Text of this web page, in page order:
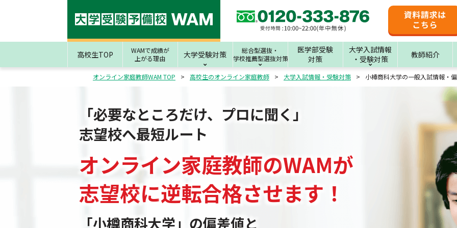
高校生TOP
WAMで成績が
上がる理由
大学受験対策
総合型選抜・
学校推薦型選抜対策
医学部受験
対策
大学入試情報
・受験対策
教師紹介
オンライン家庭教師WAM TOP 高校生のオンライン家庭教師 大学入試情報・受験対策 小樽商科大学の一般入試情報・
「必要なところだけ、プロに聞く」
志望校へ最短ルート
オンライン家庭教師のWAMが
志望校に逆転合格させます！
「小樽商科大学」の偏差値と